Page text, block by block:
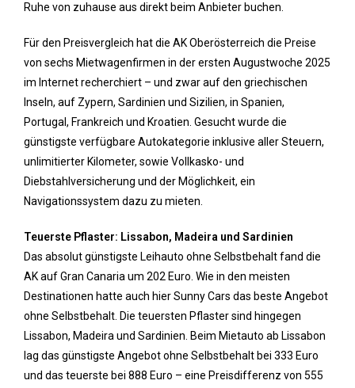
Ruhe von zuhause aus direkt beim Anbieter buchen.
Für den Preisvergleich hat die AK Oberösterreich die Preise
von sechs Mietwagenfirmen in der ersten Augustwoche 2025
im Internet recherchiert – und zwar auf den griechischen
Inseln, auf Zypern, Sardinien und Sizilien, in Spanien,
Portugal, Frankreich und Kroatien. Gesucht wurde die
günstigste verfügbare Autokategorie inklusive aller Steuern,
unlimitierter Kilometer, sowie Vollkasko- und
Diebstahlversicherung und der Möglichkeit, ein
Navigationssystem dazu zu mieten.
Teuerste Pflaster: Lissabon, Madeira und Sardinien
Das absolut günstigste Leihauto ohne Selbstbehalt fand die
AK auf Gran Canaria um 202 Euro. Wie in den meisten
Destinationen hatte auch hier Sunny Cars das beste Angebot
ohne Selbstbehalt. Die teuersten Pflaster sind hingegen
Lissabon, Madeira und Sardinien. Beim Mietauto ab Lissabon
lag das günstigste Angebot ohne Selbstbehalt bei 333 Euro
und das teuerste bei 888 Euro – eine Preisdifferenz von 555